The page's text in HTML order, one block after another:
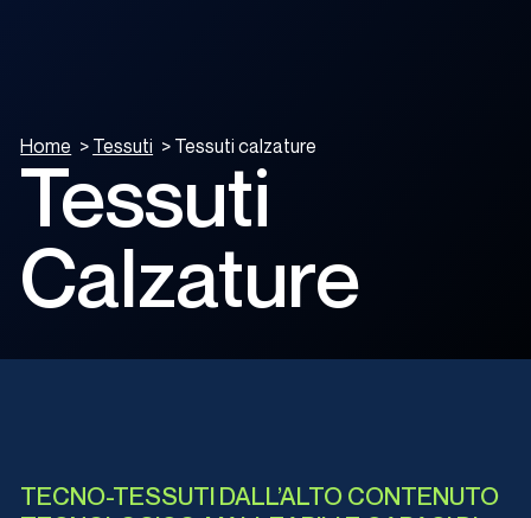
Home > Tessuti > Tessuti calzature
Tessuti
Calzature
TECNO-TESSUTI DALL’ALTO CONTENUTO